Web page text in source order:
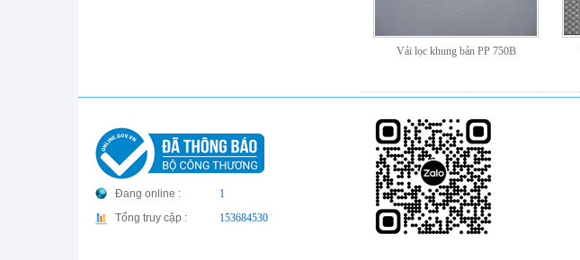
Vải lọc khung bản PP 750B
Đang online :
1
Tổng truy cập :
153684530